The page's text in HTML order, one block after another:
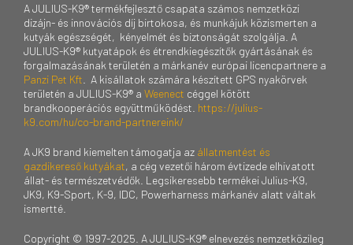
A JULIUS-K9® termékfejlesztő csapata számos nemzetközi
dizájn- és innovációs díj birtokosa, és munkájuk közismerten a
kutyák egészségét, kényelmét és biztonságát szolgálja. A
JULIUS-K9® kutyatápok és étrendkiegészítők gyártásának és
forgalmazásának területén a márkanév európai licencpartnere a
Panzi Pet Kft . A kisállatok számára készített GPS nyakörvek
területén a JULIUS-K9® a Weenect céggel kötött
brandkooperációs együttműködést. https://julius-
k9.com/hu/co-brand-partnereink/
A JK9 brand kiemelten támogatja az állatmentést és
gazdikereső kutyákat, a cég vezetői három évtizede elhivatott
állat- és természetvédők. Legsikeresebb termékei Julius-K9,
JK9, K9-Sport, K-9, IDC, Powerharness márkanév alatt váltak
ismertté.
Copyright © 1997-2025. A JULIUS-K9® elnevezés nemzetközileg